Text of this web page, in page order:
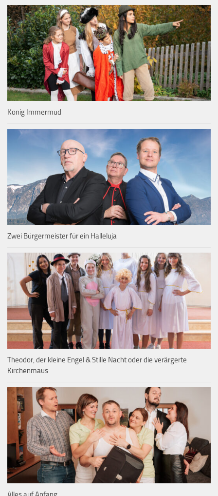
König Immermüd
Zwei Bürgermeister für ein Halleluja
Theodor, der kleine Engel & Stille Nacht oder die verärgerte
Kirchenmaus